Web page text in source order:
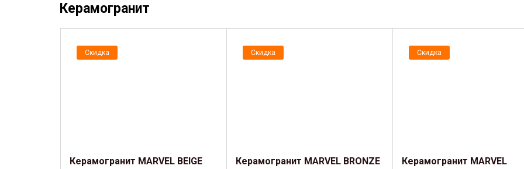
Керамогранит
Скидка
Керамогранит MARVEL BEIGE
Скидка
Керамогранит MARVEL BRONZE
Скидка
Керамогранит MARVEL